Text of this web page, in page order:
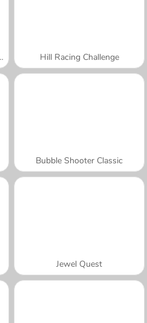
2 Rusia Hill Racing Challenge
Bubble Shooter Classic
Jewel Quest